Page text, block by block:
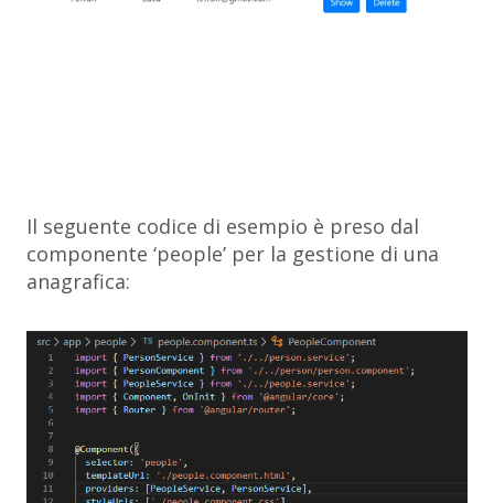
Il seguente codice di esempio è preso dal
componente ‘people’ per la gestione di una
anagrafica: